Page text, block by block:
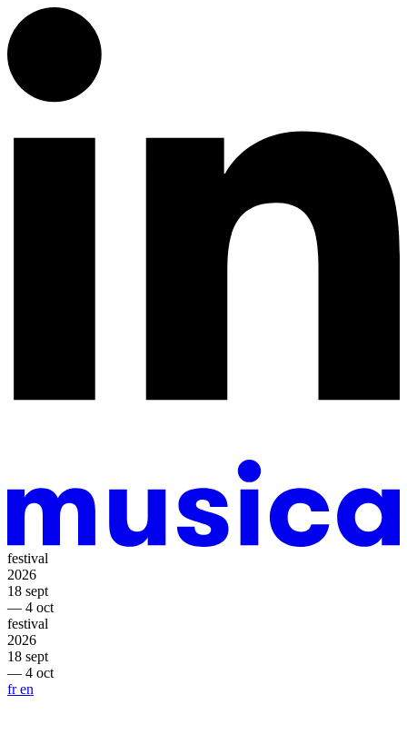
festival
2026
18 sept
— 4 oct
festival
2026
18 sept
— 4 oct
fren